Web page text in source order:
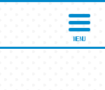
MENU